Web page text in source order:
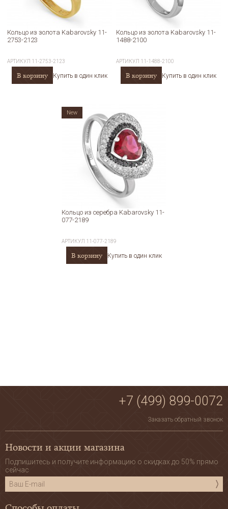
Кольцо из золота Kabarovsky 11-
2753-2123
АРТИКУЛ 11-2753-2123
В корзину Купить в один клик
Кольцо из золота Kabarovsky 11-
1488-2100
АРТИКУЛ 11-1488-2100
В корзину Купить в один клик
Кольцо из серебра Kabarovsky 11-
077-2189
АРТИКУЛ 11-077-2189
В корзину Купить в один клик
New
+7 (499) 899-0072
Заказать обратный звонок
Новости и акции магазина
Подпишитесь и получите информацию о скидках до 50% прямо
сейчас